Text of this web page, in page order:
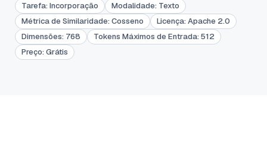
Tarefa: Incorporação Modalidade: Texto
Métrica de Similaridade: Cosseno Licença: Apache 2.0
Dimensões: 768 Tokens Máximos de Entrada: 512
Preço: Grátis